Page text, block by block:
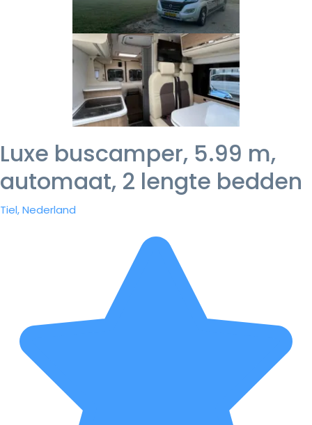
Luxe buscamper, 5.99 m,
automaat, 2 lengte bedden
Tiel, Nederland